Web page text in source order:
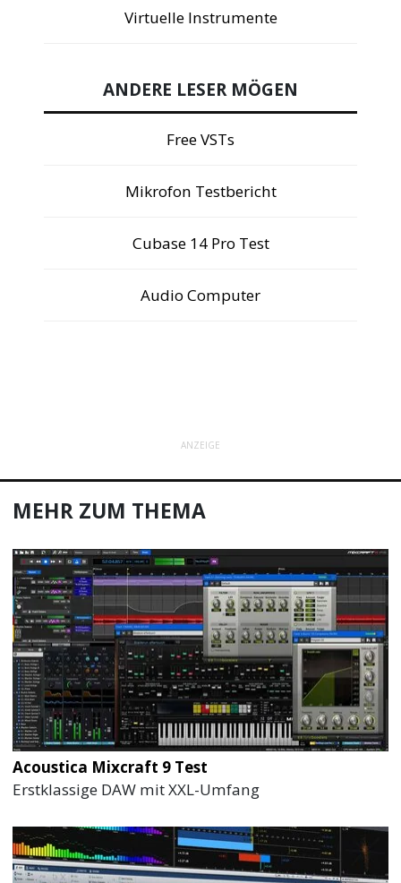
Virtuelle Instrumente
ANDERE LESER MÖGEN
Free VSTs
Mikrofon Testbericht
Cubase 14 Pro Test
Audio Computer
ANZEIGE
MEHR ZUM THEMA
Acoustica Mixcraft 9 Test
Erstklassige DAW mit XXL-Umfang